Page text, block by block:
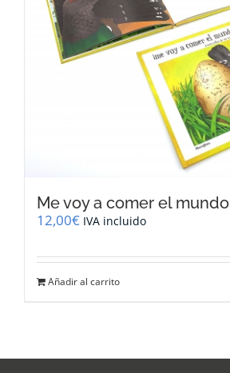
Me voy a comer el mundo
12,00€ IVA incluido
Añadir al carrito